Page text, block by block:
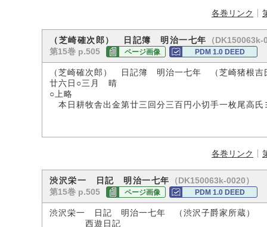
各巻リンク
（芝崎確次郎） 日記簿 明治一七年
（DK150063k-
第15巻 p.505
ページ画像 PDM 1.0 DEED
（芝崎確次郎） 日記簿 明治一七年 （芝崎猪根吉
廿六日○三月 晴
○上略
本日耕牧舎出金第廿三回分三百円小切手一枚尾高
各巻リンク
渋沢栄一 日記 明治一七年
（DK150063k-0020）
第15巻 p.505
ページ画像 PDM 1.0 DEED
渋沢栄一 日記 明治一七年 （渋沢子爵家所蔵）
西遊日記